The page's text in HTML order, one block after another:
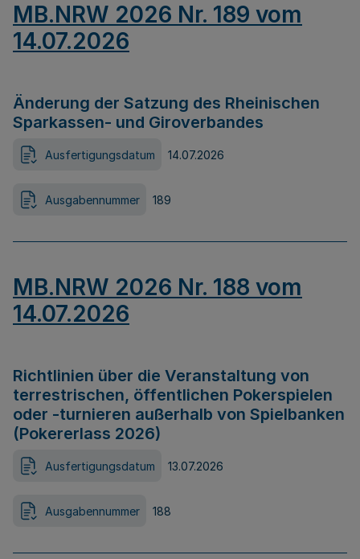
MB.NRW 2026 Nr. 189 vom
14.07.2026
Änderung der Satzung des Rheinischen
Sparkassen- und Giroverbandes
Ausfertigungsdatum 14.07.2026
Ausgabennummer 189
MB.NRW 2026 Nr. 188 vom
14.07.2026
Richtlinien über die Veranstaltung von
terrestrischen, öffentlichen Pokerspielen
oder -turnieren außerhalb von Spielbanken
(Pokererlass 2026)
Ausfertigungsdatum 13.07.2026
Ausgabennummer 188